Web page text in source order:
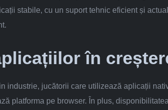
stabile, cu un suport tehnic eficient și
în
industrie, jucătorii care utilizează aplicații
platforma pe browser. În plus,